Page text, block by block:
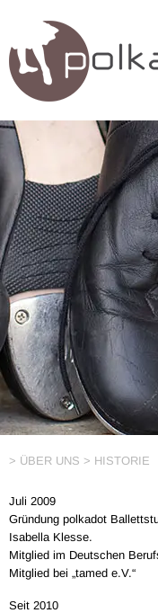
> ÜBER UNS HISTORIE
Juli 2009
Gründung polkadot
Isabella Klesse.
Mitglied im Deutschen
Mitglied bei „tamed e.V.“
Seit 2010